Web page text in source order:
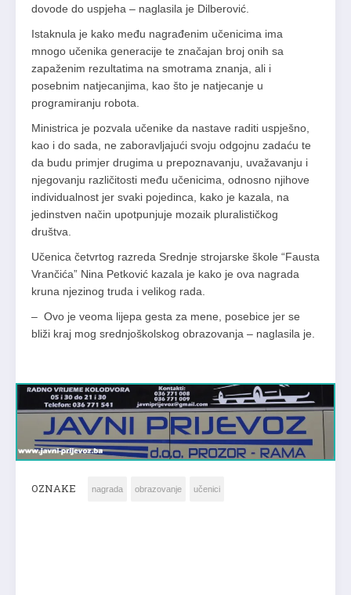
dovode do uspjeha – naglasila je Dilberović.
Istaknula je kako među nagrađenim učenicima ima
mnogo učenika generacije te značajan broj onih sa
zapaženim rezultatima na smotrama znanja, ali i
posebnim natjecanjima, kao što je natjecanje u
programiranju robota.
Ministrica je pozvala učenike da nastave raditi uspješno,
kao i do sada, ne zaboravljajući svoju odgojnu zadaću te
da budu primjer drugima u prepoznavanju, uvažavanju i
njegovanju različitosti među učenicima, odnosno njihove
individualnost jer svaki pojedinca, kako je kazala, na
jedinstven način upotpunjuje mozaik pluralističkog
društva.
Učenica četvrtog razreda Srednje strojarske škole “Fausta
Vrančića” Nina Petković kazala je kako je ova nagrada
kruna njezinog truda i velikog rada.
– Ovo je veoma lijepa gesta za mene, posebice jer se
bliži kraj mog srednjoškolskog obrazovanja – naglasila je.
OZNAKE nagrada obrazovanje učenici